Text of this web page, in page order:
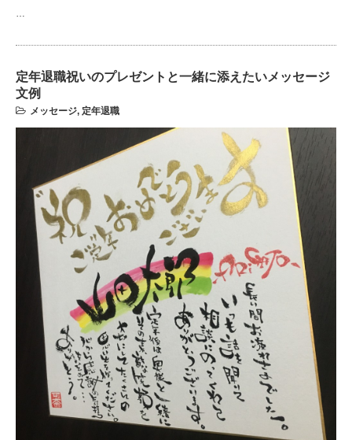
…
定年退職祝いのプレゼントと一緒に添えたいメッセージ
文例
メッセージ, 定年退職